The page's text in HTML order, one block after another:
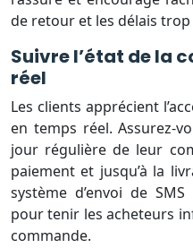
de retour et les délais trop
Suivre l’état de la
réel
Les clients apprécient
en temps réel. Assurez-
jour régulière de leur
paiement et jusqu’à la
système d’envoi de
pour tenir les acheteurs
commande.